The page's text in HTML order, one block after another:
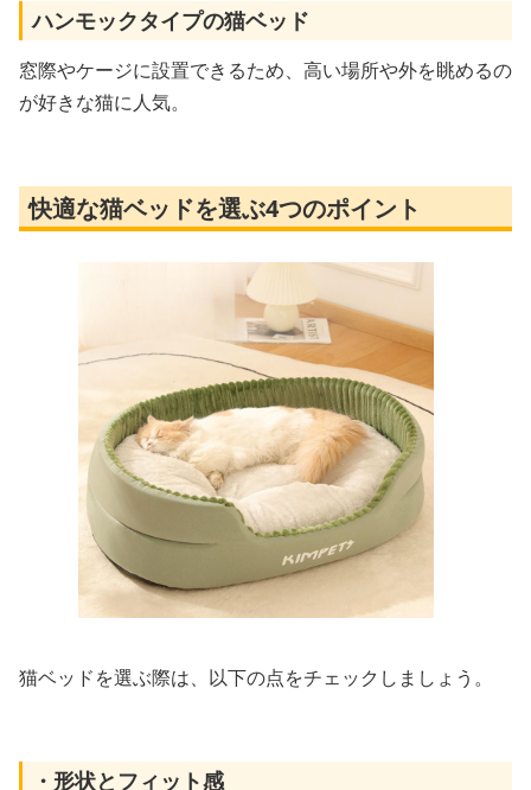
ハンモックタイプの猫ベッド
窓際やケージに設置できるため、高い場所や外を眺めるの
が好きな猫に人気。
快適な猫ベッドを選ぶ4つのポイント
猫ベッドを選ぶ際は、以下の点をチェックしましょう。
・形状とフィット感